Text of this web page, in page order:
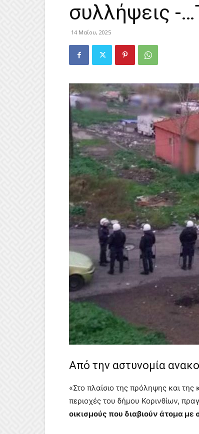
συλλήψεις -
14 Μαΐου, 2025
Από την αστυνομία
«Στο πλαίσιο της πρόληψης και
περιοχές του δήμου Κορινθίων,
οικισμούς που διαβιούν άτομα με